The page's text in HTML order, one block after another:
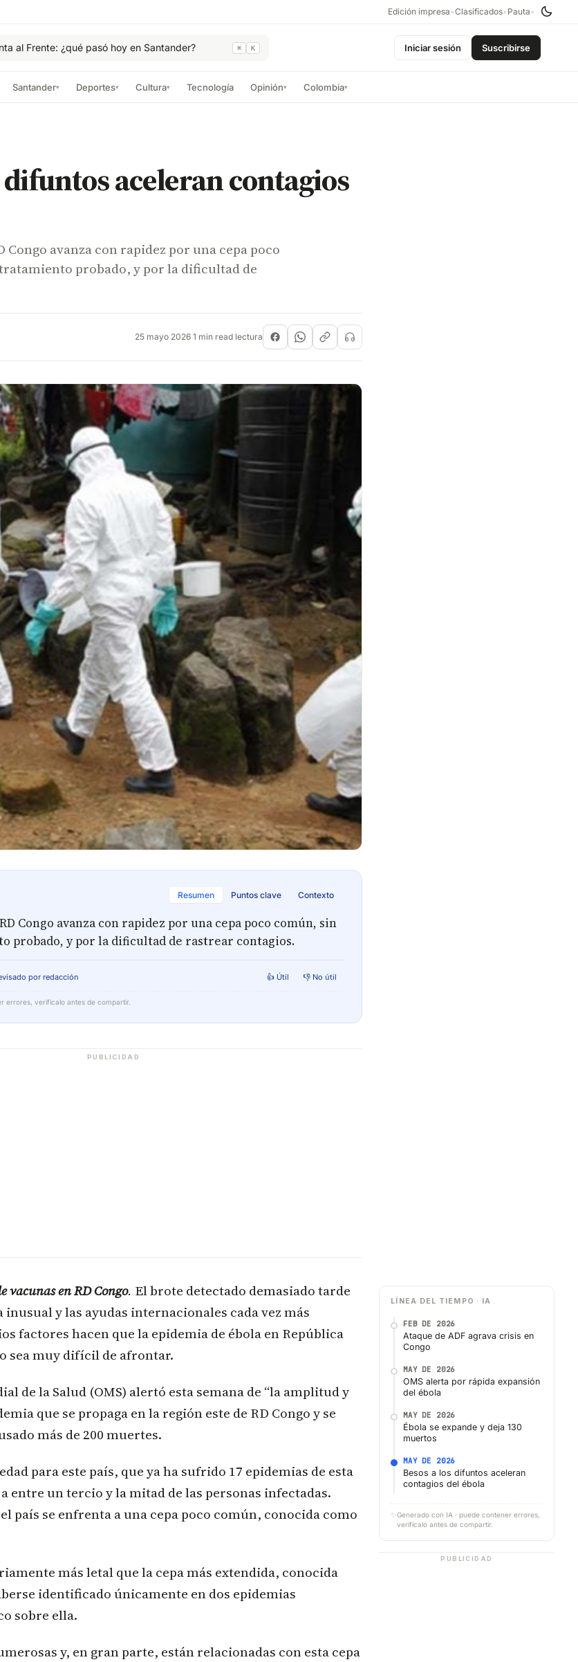
Edición impresa •Clasificados• Pauta •
al Frente: ¿qué pasó hoy en Santander? ⌘ K Iniciar sesión Suscribirse
Santander▾ Deportes▾ Cultura▾ Tecnología Opinión▾ Colombia▾
difuntos aceleran contagios
Congo avanza con rapidez por una cepa poco
probado, y por la dificultad de
25 mayo 2026·1 min read lectura
Resumen Puntos clave Contexto
Congo avanza con rapidez por una cepa poco común, sin
probado, y por la dificultad de rastrear contagios.
por redacción 👍 Útil 👎 No útil
errores, verifícalo antes de compartir.
PUBLICIDAD
vacunas en RD Congo. El brote detectado demasiado tarde
inusual y las ayudas internacionales cada vez más
factores hacen que la epidemia de ébola en República
sea muy difícil de afrontar.
de la Salud (OMS) alertó esta semana de “la amplitud y
que se propaga en la región este de RD Congo y se
más de 200 muertes.
para este país, que ya ha sufrido 17 epidemias de esta
entre un tercio y la mitad de las personas infectadas.
país se enfrenta a una cepa poco común, conocida como
más letal que la cepa más extendida, conocida
identificado únicamente en dos epidemias
sobre ella.
y, en gran parte, están relacionadas con esta cepa
LÍNEA DEL TIEMPO · IA
FEB DE 2026
Ataque de ADF agrava crisis en
Congo
MAY DE 2026
OMS alerta por rápida expansión
del ébola
MAY DE 2026
Ébola se expande y deja 130
muertos
MAY DE 2026
Besos a los difuntos aceleran
contagios del ébola
✨ Generado con IA · puede contener errores,
verifícalo antes de compartir.
PUBLICIDAD